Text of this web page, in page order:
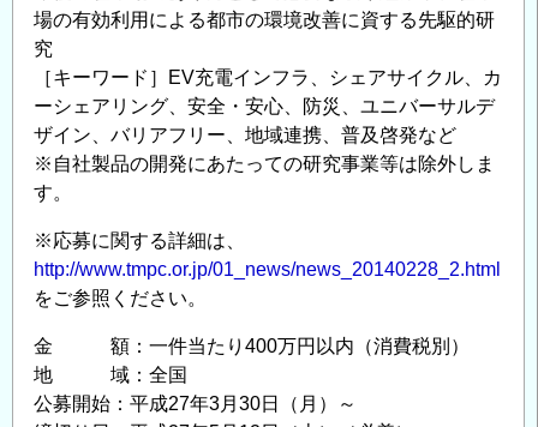
場の有効利用による都市の環境改善に資する先駆的研
究
［キーワード］EV充電インフラ、シェアサイクル、カ
ーシェアリング、安全・安心、防災、ユニバーサルデ
ザイン、バリアフリー、地域連携、普及啓発など
※自社製品の開発にあたっての研究事業等は除外しま
す。
※応募に関する詳細は、
http://www.tmpc.or.jp/01_news/news_20140228_2.html
をご参照ください。
金 額：一件当たり400万円以内（消費税別）
地 域：全国
公募開始：平成27年3月30日（月）～